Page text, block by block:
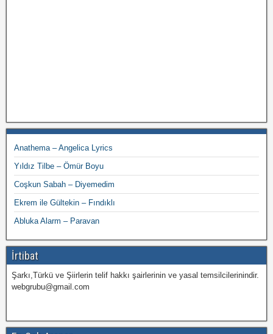
Anathema – Angelica Lyrics
Yıldız Tilbe – Ömür Boyu
Coşkun Sabah – Diyemedim
Ekrem ile Gültekin – Fındıklı
Abluka Alarm – Paravan
İrtibat
Şarkı,Türkü ve Şiirlerin telif hakkı şairlerinin ve yasal temsilcilerinindir.
webgrubu@gmail.com